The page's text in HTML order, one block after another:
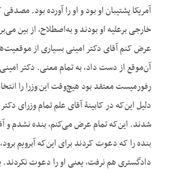
آمریکا پشتیبان او بود و او را آورده بود.
خارجی برعلیه او بودند و به‌اصطلاح، از بین
عرض کنم آقای دکتر امینی بسیاری از
آن‌موقع از دست داد، به تمام معنی. دکتر
رفورمیست معتقد بود هیچ‌وقت این وزرا را
دلیل این‌که در کابینۀ آقای علم تمام وزرای
شدند. این‌که تمام عرض می‌کنم، بنده نشدم و
بنده را که دعوت کردند برای این‌که آبرویم
دادگستری هم نرفت، یعنی او را دعوت نکردند.